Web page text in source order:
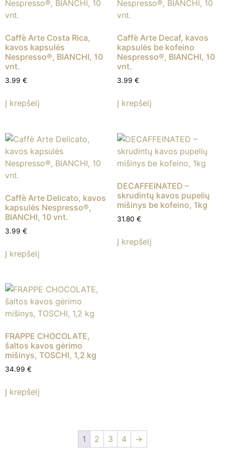
Caffè Arte Costa Rica,
kavos kapsulės
Nespresso®, BIANCHI, 10
vnt.
3.99 €
Į krepšelį
Caffè Arte Decaf, kavos
kapsulės be kofeino
Nespresso®, BIANCHI, 10
vnt.
3.99 €
Į krepšelį
Caffè Arte Delicato, kavos
kapsulės Nespresso®,
BIANCHI, 10 vnt.
3.99 €
Į krepšelį
DECAFFEINATED –
skrudintų kavos pupelių
mišinys be kofeino, 1kg
31.80 €
Į krepšelį
FRAPPE CHOCOLATE,
šaltos kavos gėrimo
mišinys, TOSCHI, 1,2 kg
34.99 €
Į krepšelį
1 2 3 4 →